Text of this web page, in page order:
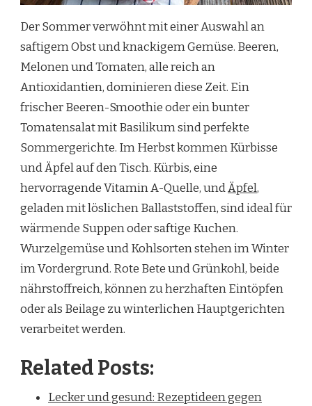
Der Sommer verwöhnt mit einer Auswahl an
saftigem Obst und knackigem Gemüse. Beeren,
Melonen und Tomaten, alle reich an
Antioxidantien, dominieren diese Zeit. Ein
frischer Beeren-Smoothie oder ein bunter
Tomatensalat mit Basilikum sind perfekte
Sommergerichte. Im Herbst kommen Kürbisse
und Äpfel auf den Tisch. Kürbis, eine
hervorragende Vitamin A-Quelle, undÄpfel,
geladen mit löslichen Ballaststoffen, sind ideal für
wärmende Suppen oder saftige Kuchen.
Wurzelgemüse und Kohlsorten stehen im Winter
im Vordergrund. Rote Bete und Grünkohl, beide
nährstoffreich, können zu herzhaften Eintöpfen
oder als Beilage zu winterlichen Hauptgerichten
verarbeitet werden.
Related Posts:
Lecker und gesund: Rezeptideen gegen